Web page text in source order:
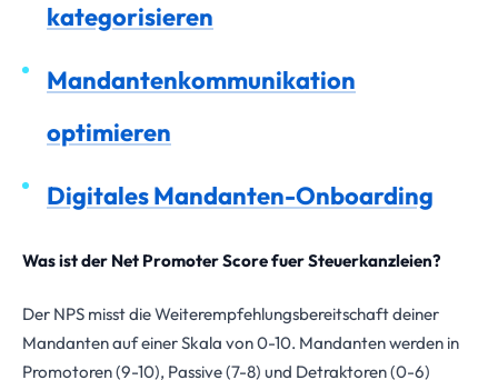
kategorisieren
Mandantenkommunikation
optimieren
Digitales Mandanten-Onboarding
Was ist der Net Promoter Score fuer Steuerkanzleien?
Der NPS misst die Weiterempfehlungsbereitschaft deiner
Mandanten auf einer Skala von 0-10. Mandanten werden in
Promotoren (9-10), Passive (7-8) und Detraktoren (0-6)